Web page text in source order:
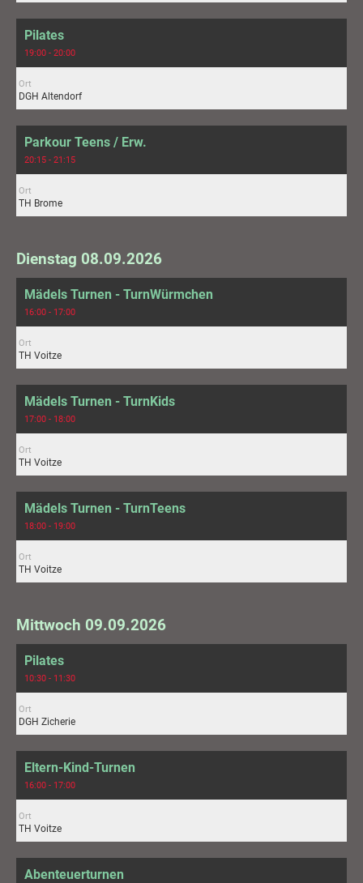
Pilates
19:00 - 20:00
Ort
DGH Altendorf
Parkour Teens / Erw.
20:15 - 21:15
Ort
TH Brome
Dienstag 08.09.2026
Mädels Turnen - TurnWürmchen
16:00 - 17:00
Ort
TH Voitze
Mädels Turnen - TurnKids
17:00 - 18:00
Ort
TH Voitze
Mädels Turnen - TurnTeens
18:00 - 19:00
Ort
TH Voitze
Mittwoch 09.09.2026
Pilates
10:30 - 11:30
Ort
DGH Zicherie
Eltern-Kind-Turnen
16:00 - 17:00
Ort
TH Voitze
Abenteuerturnen